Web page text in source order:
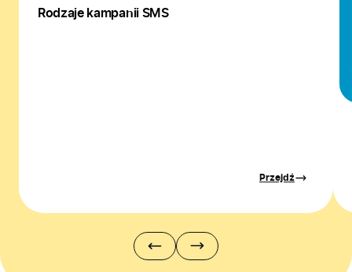
Rodzaje kampanii SMS
Przejdź